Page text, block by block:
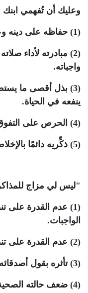
وعليك أن تُفهمي ابنك
(1) حفاظه على دينه وعلاقته بربه شيءٌ أساسي.
(2) مبادرته لأداء
واجباته.
(3) بذل أقصى ما
ينفعه في الحياة.
(4) الحرص على التفوق والنتائج على الله.
(5) ذكِّريه دائمًا بالإخلاص في المذاكرة (كما سبق توضيحه).
"ليس لي مزاج
(1) عدم القدرة على
الواجبات.
(2) عدم القدرة على تنظيم طريقة المذاكرة.
(3) تأثره بقول أصدقائه بصعوبة المادة.
(4) ضعف حالته الصحية.